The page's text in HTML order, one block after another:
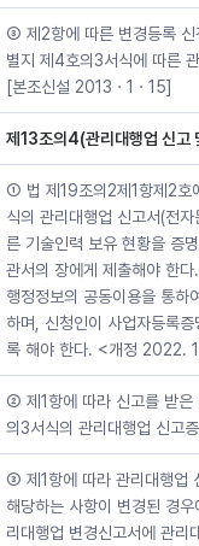
③ 제2항에 따른 변경등록 신
별지 제4호의3서식에 따른
[본조신설 2013ㆍ1ㆍ15]
제13조의4(관리대행업 신고
① 법 제19조의2제1항제2호
식의 관리대행업 신고서(전
른 기술인력 보유 현황을 증
관서의 장에게 제출해야 한다
행정정보의 공동이용을 통하
하며, 신청인이 사업자등록
록 해야 한다. <개정
② 제1항에 따라 신고를 받은
의3서식의 관리대행업 신고
③ 제1항에 따라 관리대행업
해당하는 사항이 변경된 경
리대행업 변경신고서에 관리